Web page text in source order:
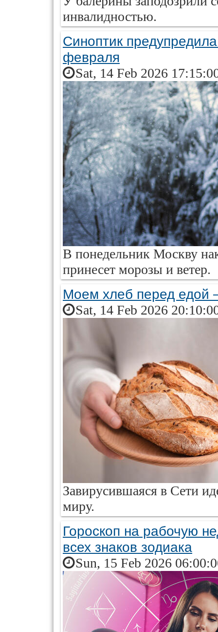
инвалидностью.
Синоптик
февраля
Sat, 14 Feb 2026
В понедельник Москву
принесет морозы и ветер.
Моем хлеб перед едой
Sat, 14 Feb 2026
Завирусившаяся в Сети
миру.
Гороскоп на рабочую
всех знаков зодиака
Sun, 15 Feb 2026